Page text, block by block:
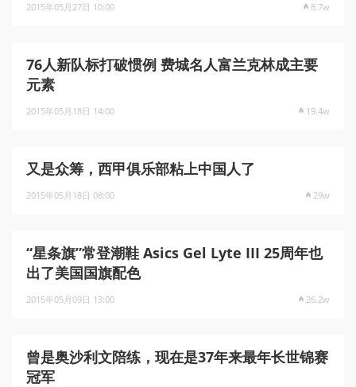
2015年05月27日 10:00 8.7w
76人新队标打破惯例 费城名人富兰克林成主要
元素
2015年05月18日 14:00 19.4w
又是众筹，西甲俱乐部粘上中国人了
2015年05月18日 08:00 29w
“星条旗”常登潮鞋 Asics Gel Lyte III 25周年也
出了美国国旗配色
2015年05月09日 13:00 26.2w
曾是奥沙利文陪练，现在是37年来最年长世锦赛
冠军